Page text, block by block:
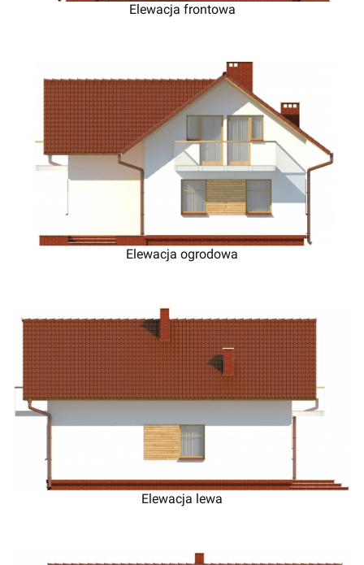
Elewacja frontowa
Elewacja ogrodowa
Elewacja lewa